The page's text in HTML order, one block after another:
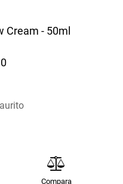
Cream - 50ml
Compara